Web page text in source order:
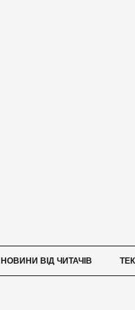
НОВИНИ ВІД ЧИТАЧІВ